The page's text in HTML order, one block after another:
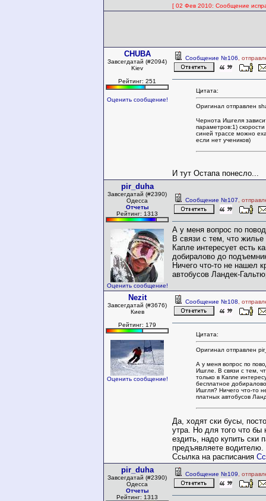
[ 02 Фев 2010: Сообщение
CHUBA
Завсегдатай (#2094)
Kiev
Рейтинг: 251
Оценить сообщение!
Сообщение №106 ,
Цитата:
Оригинал отправлен
Чернота Ишгеля
параметров:1)
синей трассе можно
если нет учеников)
И тут Остапа понесло...
pir_duha
Завсегдатай (#2390)
Одесса
Отчеты
Рейтинг: 1313
Оценить сообщение!
Сообщение №107 ,
А у меня вопрос по
В связи с тем, что
Капле интересует есть
добиралово до
Ничего что-то не нашел
автобусов Ландек-
Nezit
Завсегдатай (#3676)
Киев
Рейтинг: 179
Оценить сообщение!
Сообщение №108 ,
Цитата:
Оригинал отправлен
А у меня вопрос по
Ишгле. В связи с тем,
только в Капле
бесплатное
Ишгля? Ничего что-то
платных автобусов
Да, ходят ски бусы,
утра. Но для того что бы
ездить, надо купить ски
предъявляете водителю.
Ссылка на расписания
pir_duha
Завсегдатай (#2390)
Одесса
Отчеты
Рейтинг: 1313
Сообщение №109 ,